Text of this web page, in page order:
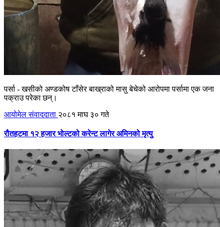
पर्सा - खसीको अण्डकोष टाँसेर बाख्राको मासु बेचेको आरोपमा पर्सामा एक जना
पक्राउ परेका छन्।
आयोमेल संवाददाता २०८१ माघ ३० गते
रौतहटमा १२ हजार भोल्टको करेन्ट लागेर अमिनको मृत्यु